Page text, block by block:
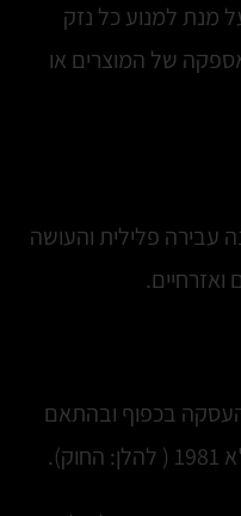
מנת למנוע כל נזק
של המוצרים או
עבירה פלילית והעושה
ואזרחיים.
בכפוף ובהתאם